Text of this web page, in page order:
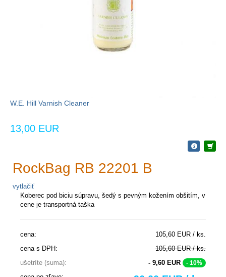
W.E. Hill Varnish Cleaner
13,00 EUR
RockBag RB 22201 B
vytlačiť
Koberec pod biciu súpravu, šedý s pevným kožením obšitím, v
cene je transportná taška
cena:
105,60 EUR / ks.
cena s DPH:
105,60 EUR / ks.
ušetríte (suma):
- 9,60 EUR - 10%